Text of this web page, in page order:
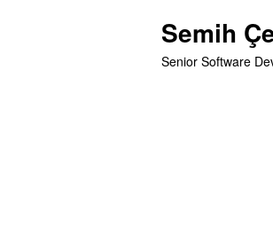
to
Semih
Senior Software